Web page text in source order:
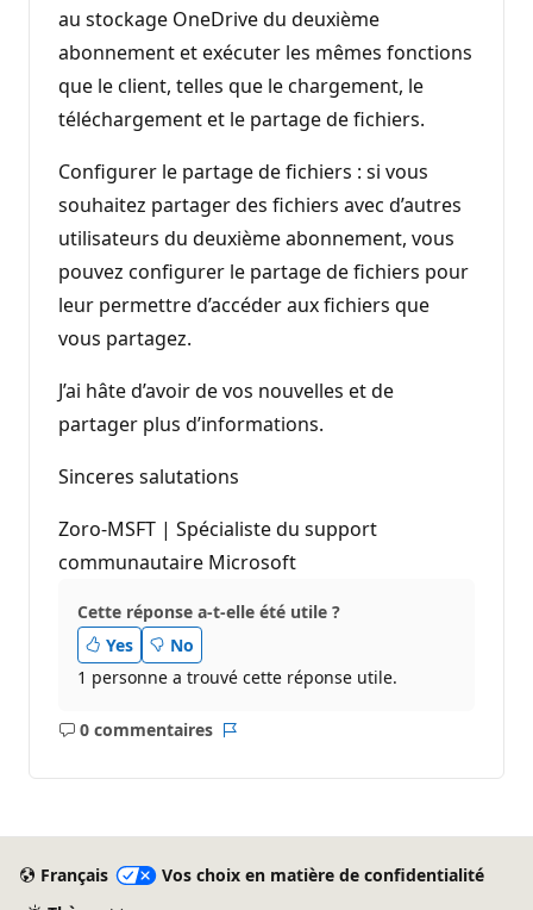
au stockage OneDrive du deuxième
abonnement et exécuter les mêmes fonctions
que le client, telles que le chargement, le
téléchargement et le partage de fichiers.
Configurer le partage de fichiers : si vous
souhaitez partager des fichiers avec d’autres
utilisateurs du deuxième abonnement, vous
pouvez configurer le partage de fichiers pour
leur permettre d’accéder aux fichiers que
vous partagez.
J’ai hâte d’avoir de vos nouvelles et de
partager plus d’informations.
Sinceres salutations
Zoro-MSFT | Spécialiste du support
communautaire Microsoft
Cette réponse a-t-elle été utile ?
Yes
No
1 personne a trouvé cette réponse utile.
0 commentaires
Aucun
Français
Vos choix en matière de confidentialité